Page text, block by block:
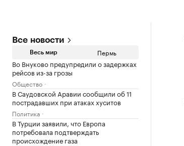
Все новости
Весь мир Пермь
Во Внуково предупредили о задержках
рейсов из-за грозы
Общество
В Саудовской Аравии сообщили об 11
пострадавших при атаках хуситов
Политика
В Турции заявили, что Европа
потребовала подтверждать
происхождение газа